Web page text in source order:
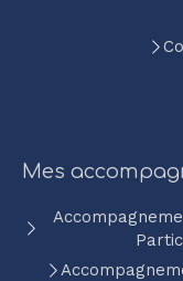
Mes